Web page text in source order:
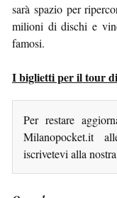
sarà spazio per
milioni di dischi e
famosi.
I biglietti per il tour
Per restare
Milanopocket.it
iscrivetevi alla nostra